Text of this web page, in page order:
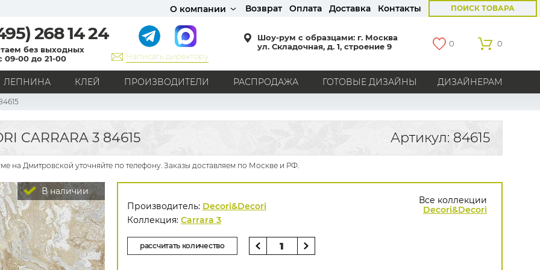
О компании Возврат Оплата Доставка Контакты ПОИСК ТОВАРА
268 14 24
без выходных
09-00 до 21-00
Написать директору
Шоу-рум с образцами: г. Москва
ул. Складочная, д. 1, строение 9
0 0
ЛЕПНИНА КЛЕЙ ПРОИЗВОДИТЕЛИ РАСПРОДАЖА ГОТОВЫЕ ДИЗАЙНЫ ДИЗАЙНЕРАМ
СТИЛЬ
Кантри
Модерн Прованс Хай-тек
Лофт
Классика
Английский стиль
Америка
Англия Бельгия
Германия
Голландия
Россия Все страны
РИСУНОК
Граффити
Карта мира
С вензелями
С надписями
Однотонные
Геометрический рисунок
Цветы
Дамаск
В клетку
В полоску Все рисунки
БРЕНДЫ
Aura
York
Zambaiti
Hygge Roll
CARRARA 3 84615 Артикул: 84615
на Дмитровской уточняйте по телефону. Заказы доставляем по Москве и РФ.
В наличии
Все коллекции
Decori&Decori
Производитель: Decori&Decori
Коллекция: Carrara 3
рассчитать количество